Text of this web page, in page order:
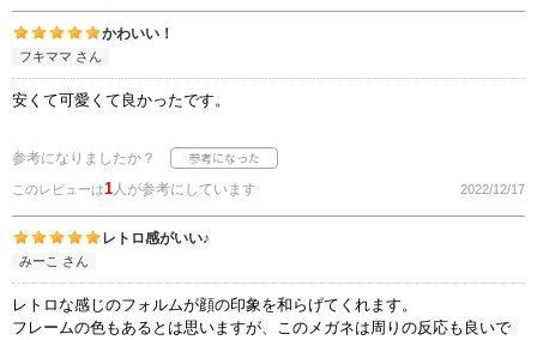
かわいい！
フキママ さん
安くて可愛くて良かったです。
参考になりましたか？
このレビューは1人が参考にしています 2022/12/17
レトロ感がいい♪
みーこ さん
レトロな感じのフォルムが顔の印象を和らげてくれます。
フレームの色もあるとは思いますが、このメガネは周りの反応も良いで